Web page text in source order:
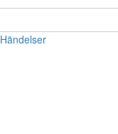
Händelser